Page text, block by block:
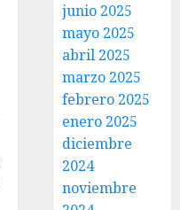
junio 2025
mayo 2025
abril 2025
marzo 2025
febrero 2025
enero 2025
diciembre
2024
noviembre